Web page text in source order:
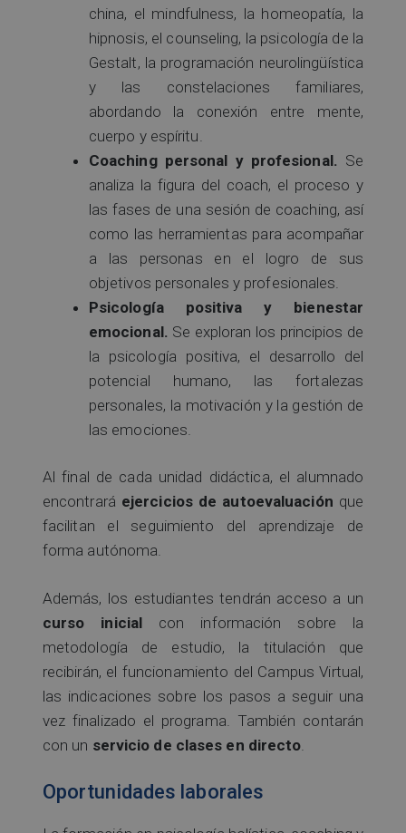
china, el mindfulness, la homeopatía, la
hipnosis, el counseling, la psicología de la
Gestalt, la programación neurolingüística
y las constelaciones familiares,
abordando la conexión entre mente,
cuerpo y espíritu.
Coaching personal y profesional. Se
analiza la figura del coach, el proceso y
las fases de una sesión de coaching, así
como las herramientas para acompañar
a las personas en el logro de sus
objetivos personales y profesionales.
Psicología positiva y bienestar
emocional. Se exploran los principios de
la psicología positiva, el desarrollo del
potencial humano, las fortalezas
personales, la motivación y la gestión de
las emociones.
Al final de cada unidad didáctica, el alumnado
encontrará ejercicios de autoevaluación que
facilitan el seguimiento del aprendizaje de
forma autónoma.
Además, los estudiantes tendrán acceso a un
curso inicial con información sobre la
metodología de estudio, la titulación que
recibirán, el funcionamiento del Campus Virtual,
las indicaciones sobre los pasos a seguir una
vez finalizado el programa. También contarán
con un servicio de clases en directo
Oportunidades laborales